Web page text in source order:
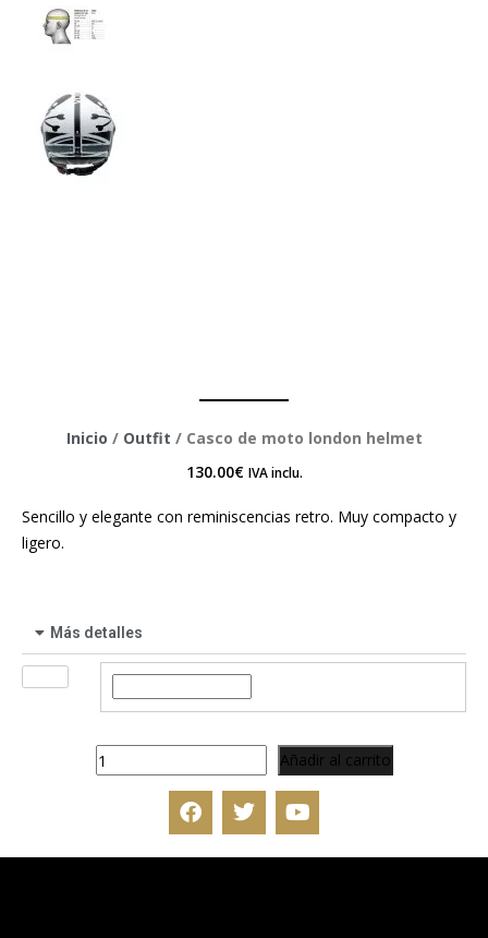
Inicio / Outfit / Casco de moto london helmet
130.00€ IVA inclu.
Sencillo y elegante con reminiscencias retro. Muy compacto y
ligero.
Más detalles
Añadir al carrito